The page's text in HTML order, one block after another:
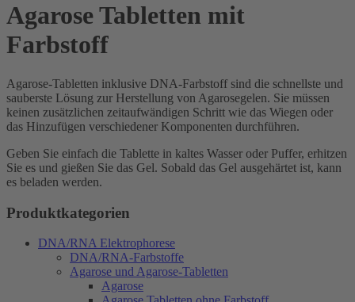
Agarose Tabletten mit
Farbstoff
Agarose-Tabletten inklusive DNA-Farbstoff sind die schnellste und
sauberste Lösung zur Herstellung von Agarosegelen. Sie müssen
keinen zusätzlichen zeitaufwändigen Schritt wie das Wiegen oder
das Hinzufügen verschiedener Komponenten durchführen.
Geben Sie einfach die Tablette in kaltes Wasser oder Puffer, erhitzen
Sie es und gießen Sie das Gel. Sobald das Gel ausgehärtet ist, kann
es beladen werden.
Produktkategorien
DNA/RNA Elektrophorese
DNA/RNA-Farbstoffe
Agarose und Agarose-Tabletten
Agarose